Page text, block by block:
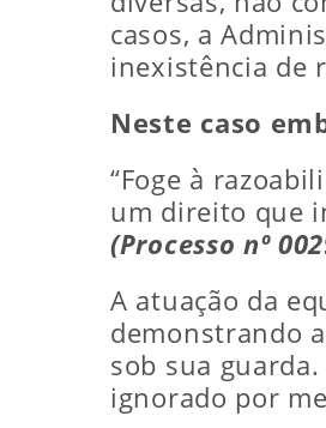
casos, a
inexistência de
Neste caso
“Foge à
um direito que
(Processo nº
A atuação da
demonstrando
sob sua
ignorado por